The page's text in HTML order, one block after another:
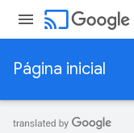
cast
Página inicial